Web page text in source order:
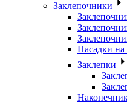
Заклепочники
Насадки
Заклепки